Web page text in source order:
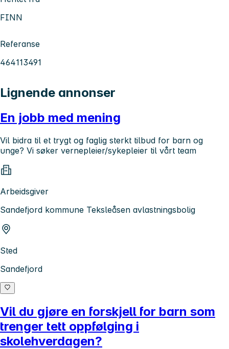
FINN
Referanse
464113491
Lignende annonser
En jobb med mening
Vil bidra til et trygt og faglig sterkt tilbud for barn og
unge? Vi søker vernepleier/sykepleier til vårt team
Arbeidsgiver
Sandefjord kommune Teksleåsen avlastningsbolig
Sted
Sandefjord
Vil du gjøre en forskjell for barn som
trenger tett oppfølging i
skolehverdagen?